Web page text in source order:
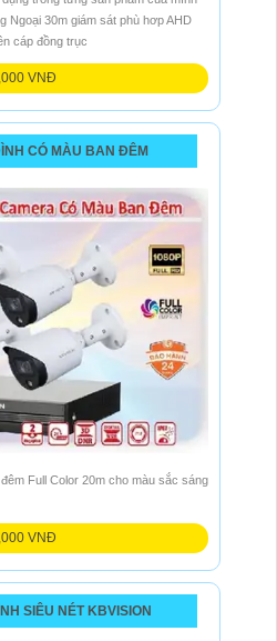
Ngoại 30m giám sát phù hơp AHD
cáp đồng trục
VNĐ
CÓ MÀU BAN ĐÊM
Full Color 20m cho màu sắc sáng
VNĐ
SIÊU NÉT KBVISION